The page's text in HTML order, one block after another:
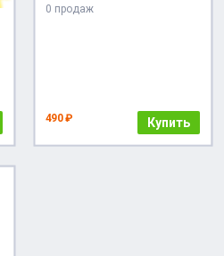
0 продаж
490 ₽ Купить